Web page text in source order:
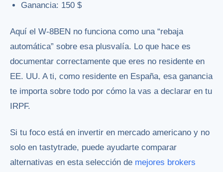
Ganancia: 150 $
Aquí el W-8BEN no funciona como una “rebaja
automática” sobre esa plusvalía. Lo que hace es
documentar correctamente que eres no residente en
EE. UU. A ti, como residente en España, esa ganancia
te importa sobre todo por cómo la vas a declarar en tu
IRPF.
Si tu foco está en invertir en mercado americano y no
solo en tastytrade, puede ayudarte comparar
alternativas en esta selección de mejores brokers